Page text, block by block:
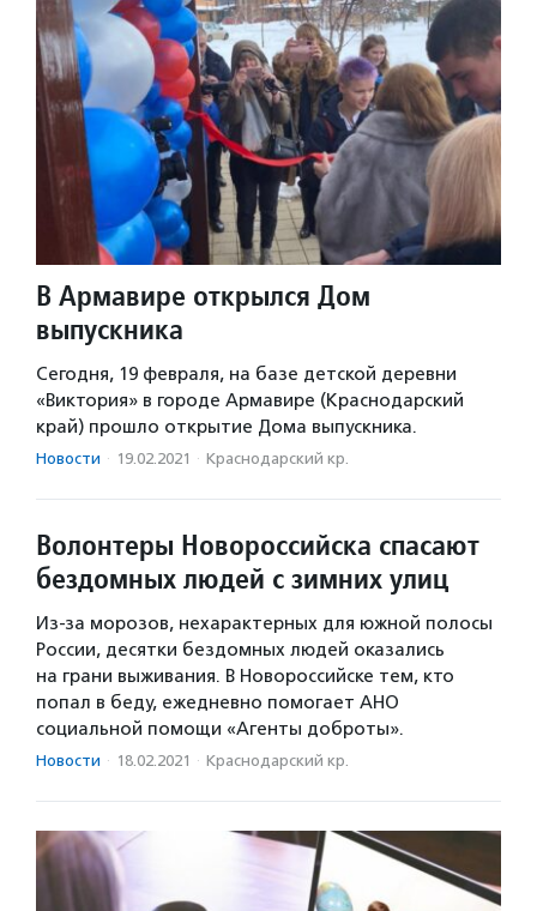
В Армавире открылся Дом
выпускника
Сегодня, 19 февраля, на базе детской деревни
«Виктория» в городе Армавире (Краснодарский
край) прошло открытие Дома выпускника.
Новости · 19.02.2021 · Краснодарский кр.
Волонтеры Новороссийска спасают
бездомных людей с зимних улиц
Из-за морозов, нехарактерных для южной полосы
России, десятки бездомных людей оказались
на грани выживания. В Новороссийске тем, кто
попал в беду, ежедневно помогает АНО
социальной помощи «Агенты доброты».
Новости · 18.02.2021 · Краснодарский кр.